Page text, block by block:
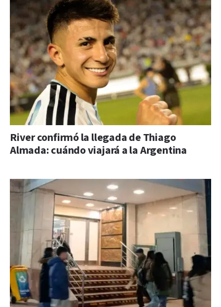
River confirmó la llegada de Thiago
Almada: cuándo viajará a la Argentina